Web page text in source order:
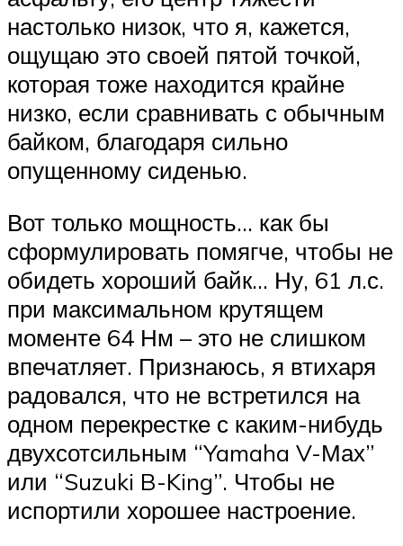
настолько низок, что я, кажется,
ощущаю это своей пятой точкой,
которая тоже находится крайне
низко, если сравнивать с обычным
байком, благодаря сильно
опущенному сиденью.
Вот только мощность… как бы
сформулировать помягче, чтобы не
обидеть хороший байк… Ну, 61 л.с.
при максимальном крутящем
моменте 64 Нм – это не слишком
впечатляет. Признаюсь, я втихаря
радовался, что не встретился на
одном перекрестке с каким-нибудь
двухсотсильным “Yamaha V-Мах”
или “Suzuki B-King”. Чтобы не
испортили хорошее настроение.